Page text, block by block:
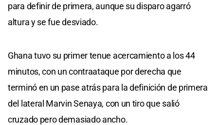
para definir de primera, aunque su disparo agarró
altura y se fue desviado.
Ghana tuvo su primer tenue acercamiento a los 44
minutos, con un contraataque por derecha que
terminó en un pase atrás para la definición de primera
del lateral Marvin Senaya, con un tiro que salió
cruzado pero demasiado ancho.